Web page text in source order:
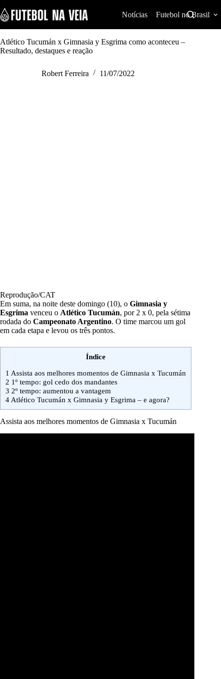
k
i
p
o
Notícias Futebol no Brasil
Atlético Tucumán x Gimnasia y Esgrima como aconteceu –
Resultado, destaques e reação
Robert Ferreira 11/07/2022
Reprodução/CAT
Em suma, na noite deste domingo (10), o Gimnasia y
Esgrima venceu o Atlético Tucumán, por 2 x 0, pela sétima
rodada do Campeonato Argentino. O time marcou um gol
em cada etapa e levou os três pontos.
Índice
1 Assista aos melhores momentos de Gimnasia x Tucumán
2 1º tempo: gol cedo dos mandantes
3 2º tempo: aumentou a vantagem
4Atlético Tucumán x Gimnasia y Esgrima – e agora?
Assista aos melhores momentos de Gimnasia x Tucumán